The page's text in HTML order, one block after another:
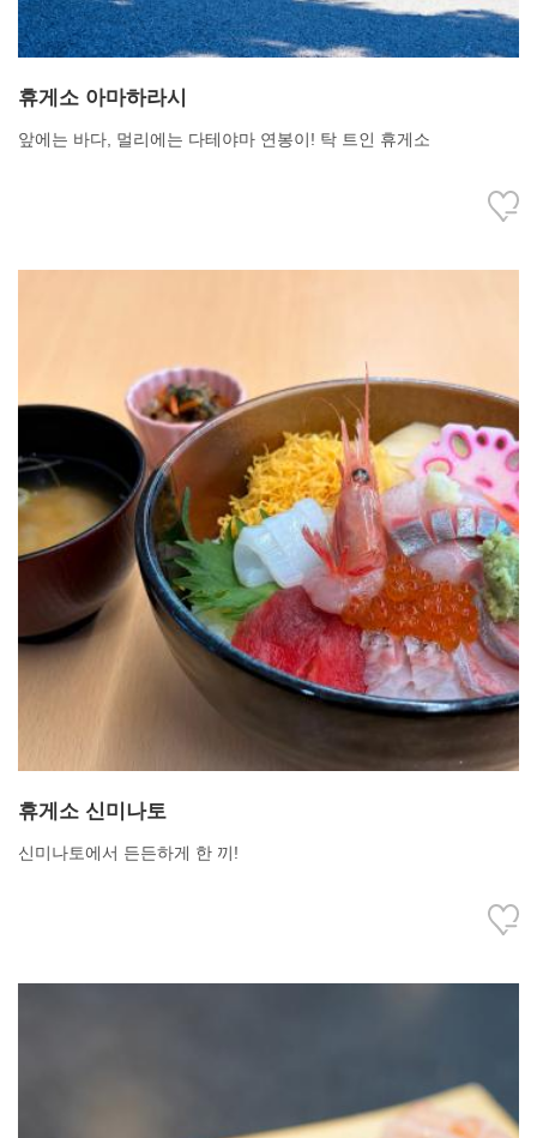
휴게소 아마하라시
앞에는 바다, 멀리에는 다테야마 연봉이! 탁 트인 휴게소
휴게소 신미나토
신미나토에서 든든하게 한 끼!